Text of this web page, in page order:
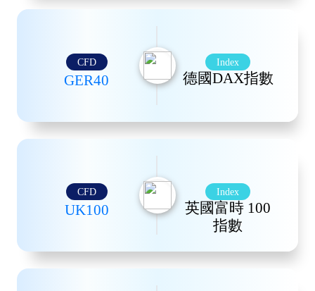
CFD
GER40
Index
德國DAX指數
在法蘭克福證券交易所交易的 40 家德國主要公
司的股票表現
CFD
UK100
Index
英國富時 100
指數
倫敦證券交易所市值最高的100家上市公司股票